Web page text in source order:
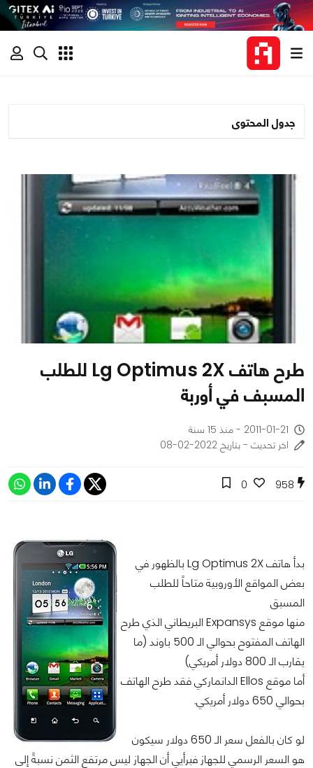
جدول المحتوى
طرح هاتف Lg Optimus 2X للطلب
المسبف في أوربة
2011-01-21 - منذ 15 سنة
اخر تحديث - بتاريخ 2022-02-08
958
0
بدأ هاتف Lg Optimus 2X بالظهور في
بعض المواقع الأوروبية متاحاً للطلب
المسبق
منها موقع Expansys البريطاني الذي طرح
الهاتف المفتوح بحوالي الـ 500 باوند (ما
يقارب الـ 800 دولار أمريكي)
أما موقع Ellos الدانماركي فقد طرح الهاتف
بحوالي 650 دولار أمريكي.
لو كان بالفعل سعر الـ 650 دولار سيكون
هو السعر الرسمي للجهاز فبرأيي أن الجهاز ليس مرتفع الثمن نسبةً إلى